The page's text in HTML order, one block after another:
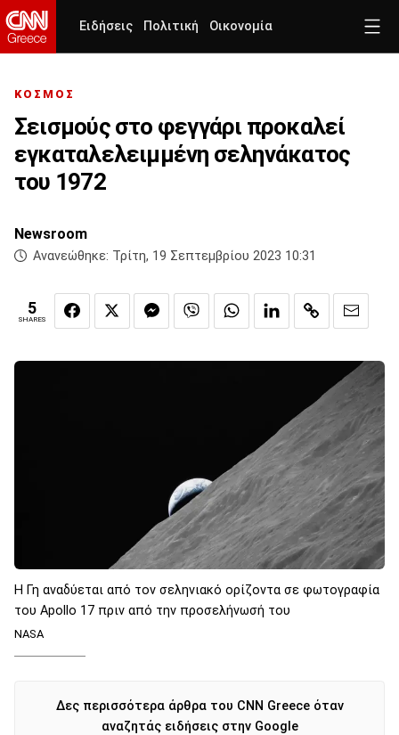
Ειδήσεις Πολιτική Οικονομία
ΚΟΣΜΟΣ
Σεισμούς στο φεγγάρι προκαλεί
εγκαταλελειμμένη σεληνάκατος
του 1972
Newsroom
Ανανεώθηκε: Τρίτη, 19 Σεπτεμβρίου 2023 10:31
5
SHARES
Η Γη αναδύεται από τον σεληνιακό ορίζοντα σε φωτογραφία
του Apollo 17 πριν από την προσελήνωσή του
NASA
Δες περισσότερα άρθρα του CNN Greece όταν
αναζητάς ειδήσεις στην Google